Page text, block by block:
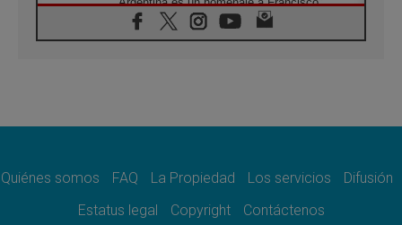
06.08.2026
En Asís, León XIV invita a los jóvenes a
05.08.2026
05.08.2026
sabiduría para afrontar los urgentes desafíos
Quiénes somos FAQ La Propiedad Los servicios
Difusión
Estatus legal
Copyright Contáctenos